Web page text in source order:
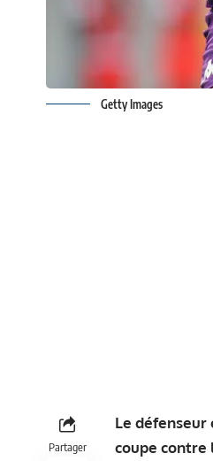
Getty Images
Partager
Le défenseur
coupe contre